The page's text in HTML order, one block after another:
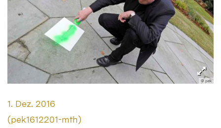
© pek
Datum:
1. Dez. 2016
Von:
(pek1612201-mth)